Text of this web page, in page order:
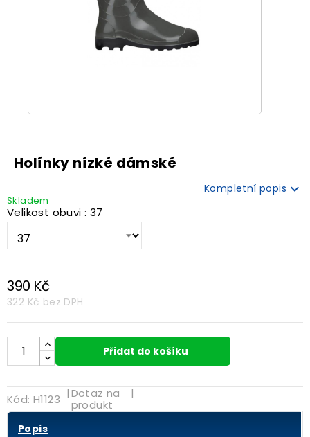
Holínky nízké dámské
Kompletní popis 
Skladem
Velikost obuvi : 37
390 Kč
322 Kč bez DPH
Přidat do košíku
Kód: H1123 |Dotaz na
produkt
|
Popis